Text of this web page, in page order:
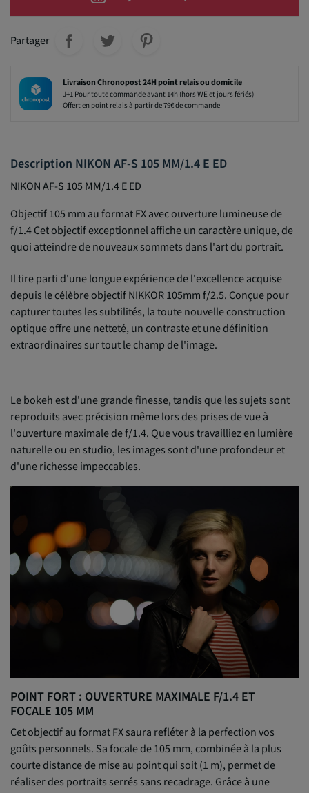
Partager
Livraison Chronopost 24H point relais ou domicile
J+1 Pour toute commande avant 14h (hors WE et jours fériés)
Offert en point relais à partir de 79€ de commande
Description NIKON AF-S 105 MM/1.4 E ED
NIKON AF-S 105 MM/1.4 E ED
Objectif 105 mm au format FX avec ouverture lumineuse de
f/1.4 Cet objectif exceptionnel affiche un caractère unique, de
quoi atteindre de nouveaux sommets dans l'art du portrait.
Il tire parti d'une longue expérience de l'excellence acquise
depuis le célèbre objectif NIKKOR 105mm f/2.5. Conçue pour
capturer toutes les subtilités, la toute nouvelle construction
optique offre une netteté, un contraste et une définition
extraordinaires sur tout le champ de l'image.
Le bokeh est d'une grande finesse, tandis que les sujets sont
reproduits avec précision même lors des prises de vue à
l'ouverture maximale de f/1.4. Que vous travailliez en lumière
naturelle ou en studio, les images sont d'une profondeur et
d'une richesse impeccables.
POINT FORT : OUVERTURE MAXIMALE F/1.4 ET
FOCALE 105 MM
Cet objectif au format FX saura refléter à la perfection vos
goûts personnels. Sa focale de 105 mm, combinée à la plus
courte distance de mise au point qui soit (1 m), permet de
réaliser des portraits serrés sans recadrage. Grâce à une